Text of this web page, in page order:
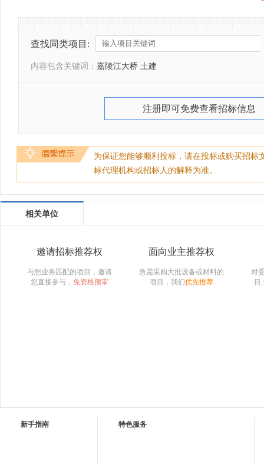
查找同类项目:
内容包含关键词： 嘉陵江大桥 土建
注册即可免费查看招标信息
为保证您能够顺利投标，请在投标或购买招
标代理机构或招标人的解释为准。
相关单位
邀请招标推荐权
与您业务匹配的项目，邀请
您直接参与， 免资格预审
面向业主推荐权
急需采购大批设备或材料的
项目，我们优先推荐
对
目
新手指南 特色服务